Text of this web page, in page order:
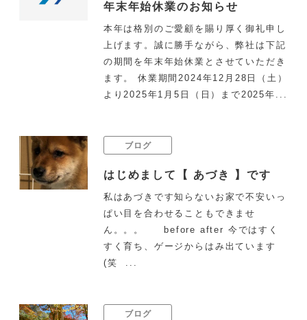
年末年始休業のお知らせ
本年は格別のご愛顧を賜り厚く御礼申し
上げます。誠に勝手ながら、弊社は下記
の期間を年末年始休業とさせていただき
ます。 休業期間2024年12月28日（土）
より2025年1月5日（日）まで2025年...
ブログ
はじめまして【 あづき 】です
私はあづきです知らないお家で不安いっ
ぱい目を合わせることもできませ
ん。。。 before after 今ではすく
すく育ち、ゲージからはみ出ています
(笑 ...
ブログ